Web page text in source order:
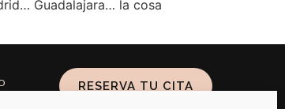
Guadalajara… la cosa
RESERVA TU CITA